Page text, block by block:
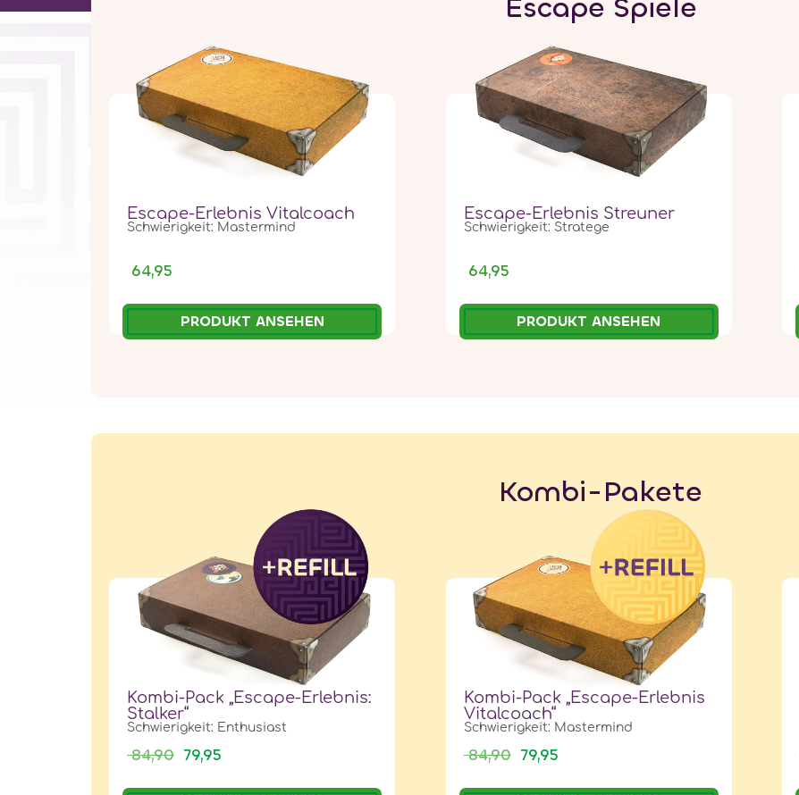
Escape Spiele
Escape-Erlebnis Vitalcoach
Schwierigkeit: Mastermind
64,95
PRODUKT ANSEHEN
Escape-Erlebnis Streuner
Schwierigkeit: Stratege
64,95
PRODUKT ANSEHEN
Kombi-Pakete
Kombi-Pack „Escape-Erlebnis:
Stalker“
Schwierigkeit: Enthusiast
84,90 79,95
Kombi-Pack „Escape-Erlebnis
Vitalcoach“
Schwierigkeit: Mastermind
84,90 79,95